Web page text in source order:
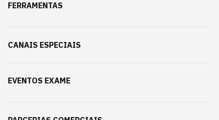
FERRAMENTAS
CANAIS ESPECIAIS
EVENTOS EXAME